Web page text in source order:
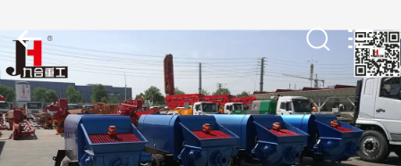
MAISON
PRODUITS
Machinery
All
Rights
Reserved.